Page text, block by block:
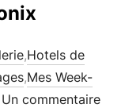
,Hotels de
,Mes Week-
Un commentaire